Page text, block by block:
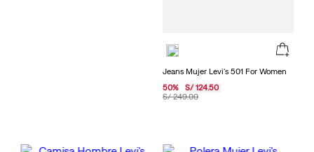
Jeans Mujer Levi's 501 For Women
S/ 249.00
50% S/ 124.50